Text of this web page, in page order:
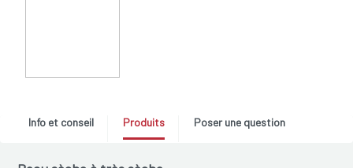
Info et conseil Produits Poser une question